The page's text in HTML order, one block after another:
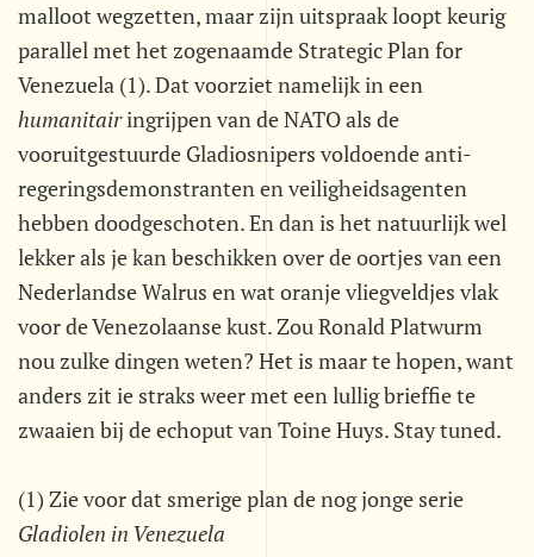
malloot wegzetten, maar zijn uitspraak loopt keurig
parallel met het zogenaamde Strategic Plan for
Venezuela (1). Dat voorziet namelijk in een
humanitair ingrijpen van de NATO als de
vooruitgestuurde Gladiosnipers voldoende anti-
regeringsdemonstranten en veiligheidsagenten
hebben doodgeschoten. En dan is het natuurlijk wel
lekker als je kan beschikken over de oortjes van een
Nederlandse Walrus en wat oranje vliegveldjes vlak
voor de Venezolaanse kust. Zou Ronald Platwurm
nou zulke dingen weten? Het is maar te hopen, want
anders zit ie straks weer met een lullig brieffie te
zwaaien bij de echoput van Toine Huys. Stay tuned.
(1) Zie voor dat smerige plan de nog jonge serie
Gladiolen in Venezuela